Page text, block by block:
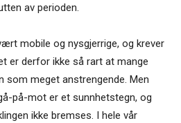
av perioden.
mobile og nysgjerrige, og krever
er derfor ikke så rart at mange
som meget anstrengende. Men
på-mot er et sunnhetstegn, og
ikke bremses. I hele vår